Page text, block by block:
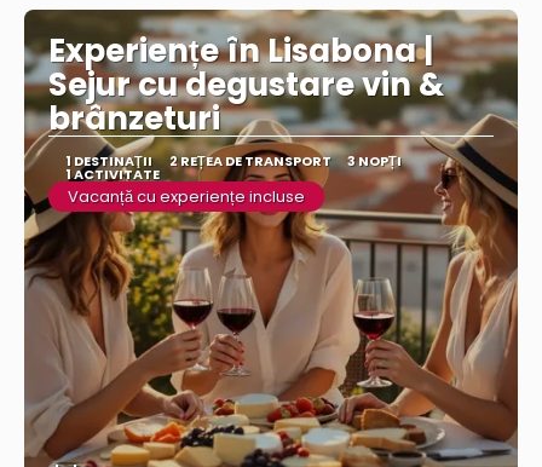
Experiențe în Lisabona |
Sejur cu degustare vin &
brânzeturi
1 DESTINAŢII 2 REȚEA DE TRANSPORT 3 NOPȚI
1 ACTIVITATE
Vacanță cu experiențe incluse